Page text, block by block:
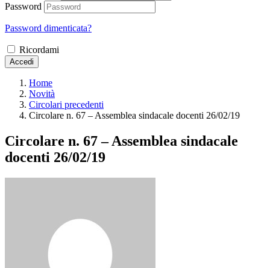
Password
Password dimenticata?
Ricordami
Accedi
Home
Novità
Circolari precedenti
Circolare n. 67 – Assemblea sindacale docenti 26/02/19
Circolare n. 67 – Assemblea sindacale
docenti 26/02/19